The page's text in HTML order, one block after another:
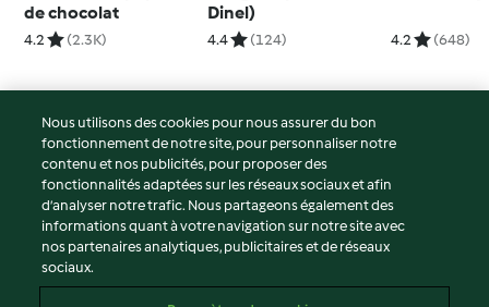
de chocolat
4.2 (2.3K)
Dinel)
4.4 (124) 4.2 (648)
© Copyright 2026
Conditions d'utilisation
Politique de confidentialité
Non-responsabilité
Mentions légales
Nous utilisons des cookies pour nous assurer du bon
fonctionnement de notre site, pour personnaliser notre
contenu et nos publicités, pour proposer des
fonctionnalités adaptées sur les réseaux sociaux et afin
d’analyser notre trafic. Nous partageons également des
informations quant à votre navigation sur notre site avec
nos partenaires analytiques, publicitaires et de réseaux
sociaux.